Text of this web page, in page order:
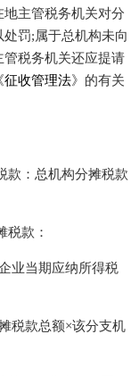
主管税务机关对分
罚;属于总机构未向
税务机关还应提请
征收管理法》的有关
：总机构分摊税款
款：
业当期应纳所得税
税款总额×该分支机